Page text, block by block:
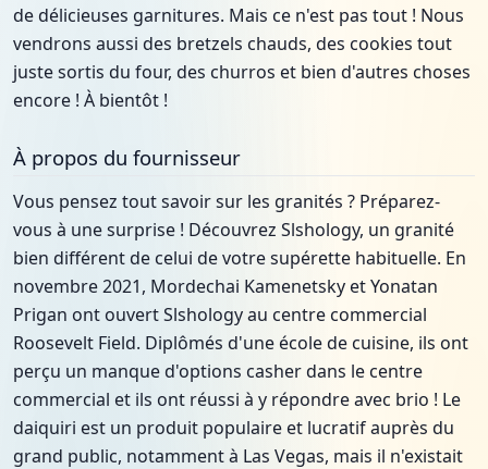
de délicieuses garnitures. Mais ce n'est pas tout ! Nous
vendrons aussi des bretzels chauds, des cookies tout
juste sortis du four, des churros et bien d'autres choses
encore ! À bientôt !
À propos du fournisseur
Vous pensez tout savoir sur les granités ? Préparez-
vous à une surprise ! Découvrez Slshology, un granité
bien différent de celui de votre supérette habituelle. En
novembre 2021, Mordechai Kamenetsky et Yonatan
Prigan ont ouvert Slshology au centre commercial
Roosevelt Field. Diplômés d'une école de cuisine, ils ont
perçu un manque d'options casher dans le centre
commercial et ils ont réussi à y répondre avec brio ! Le
daiquiri est un produit populaire et lucratif auprès du
grand public, notamment à Las Vegas, mais il n'existait